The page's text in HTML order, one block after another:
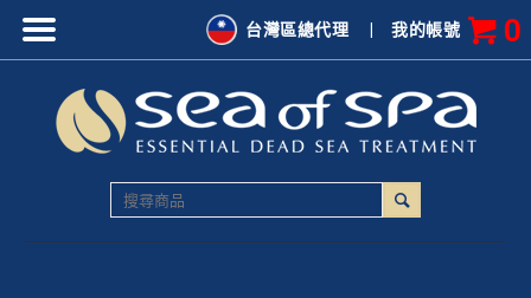
|我的帳號 0
台灣區總代理